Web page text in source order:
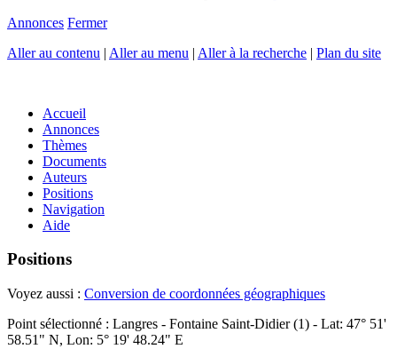
Annonces Fermer
Aller au contenu | Aller au menu | Aller à la recherche | Plan du site
Accueil
Annonces
Thèmes
Documents
Auteurs
Positions
Navigation
Aide
Positions
Voyez aussi : Conversion de coordonnées géographiques
Point sélectionné : Langres - Fontaine Saint-Didier (1) - Lat: 47° 51'
58.51" N, Lon: 5° 19' 48.24" E